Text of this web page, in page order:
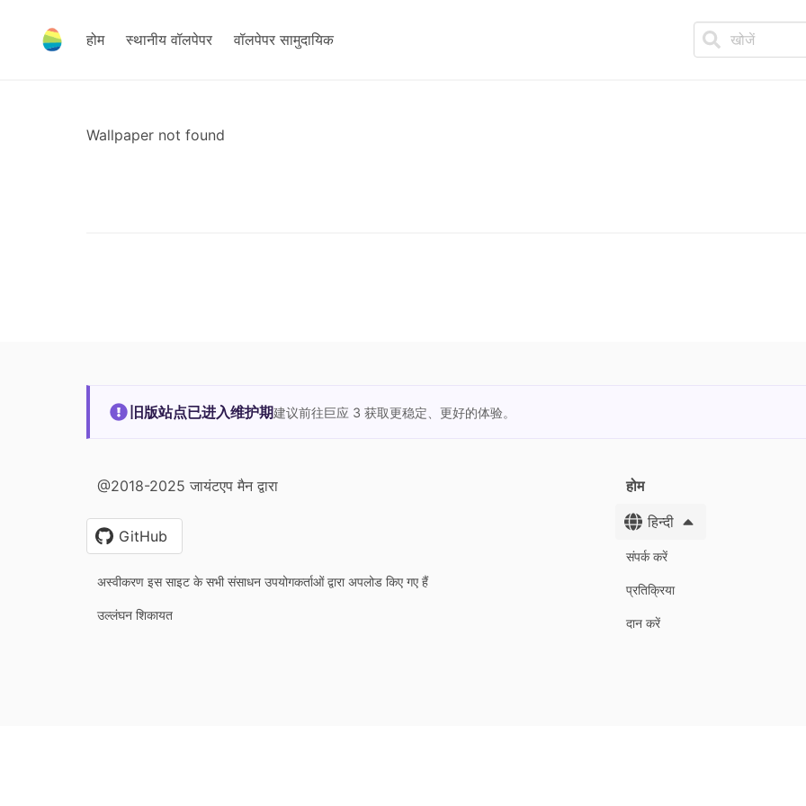
होम स्थानीय वॉलपेपर वॉलपेपर सामुदायिक
Wallpaper not found
旧版站点已进入维护期建议前往巨应 3 获取更稳定、更好的体验。
@2018-2025 जायंटएप मैन द्वारा
GitHub
अस्वीकरण इस साइट के सभी संसाधन उपयोगकर्ताओं द्वारा अपलोड किए गए हैं
उल्लंघन शिकायत
होम
हिन्दी
संपर्क करें
प्रतिक्रिया
दान करें